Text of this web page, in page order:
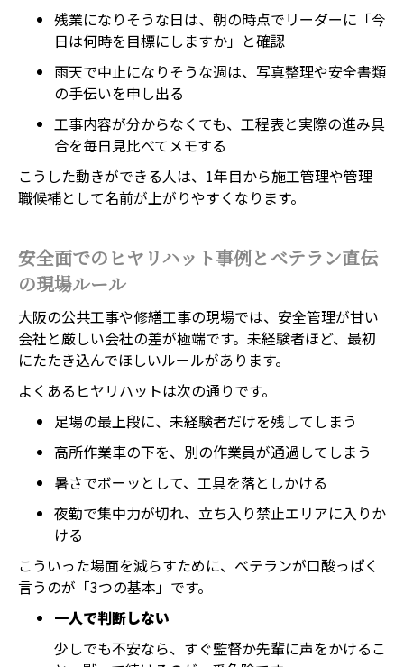
残業になりそうな日は、朝の時点でリーダーに「今
日は何時を目標にしますか」と確認
雨天で中止になりそうな週は、写真整理や安全書類
の手伝いを申し出る
工事内容が分からなくても、工程表と実際の進み具
合を毎日見比べてメモする
こうした動きができる人は、1年目から施工管理や管理
職候補として名前が上がりやすくなります。
安全面でのヒヤリハット事例とベテラン直伝
の現場ルール
大阪の公共工事や修繕工事の現場では、安全管理が甘い
会社と厳しい会社の差が極端です。未経験者ほど、最初
にたたき込んでほしいルールがあります。
よくあるヒヤリハットは次の通りです。
足場の最上段に、未経験者だけを残してしまう
高所作業車の下を、別の作業員が通過してしまう
暑さでボーッとして、工具を落としかける
夜勤で集中力が切れ、立ち入り禁止エリアに入りか
ける
こういった場面を減らすために、ベテランが口酸っぱく
言うのが「3つの基本」です。
一人で判断しない
少しでも不安なら、すぐ監督か先輩に声をかけるこ